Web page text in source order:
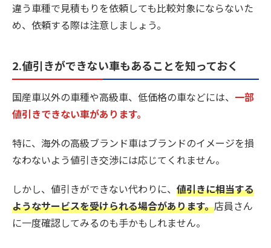
違う車種で見積もりを依頼しても比較対象にならないた
め、依頼する際は注意しましょう。
2.値引きができない車もあることを知っておく
国産車以外の車種や高級車、低価格の車などには、 一部
値引きできない車があります。
特に、海外の高級ブランド車はブランドのイメージを損
なわないよう値引き交渉には応じてくれません。
しかし、値引きができない代わりに、 値引きに相当する
ようなサービスを受けられる場合があります。店員さん
に一度確認してみるのも手かもしれません。